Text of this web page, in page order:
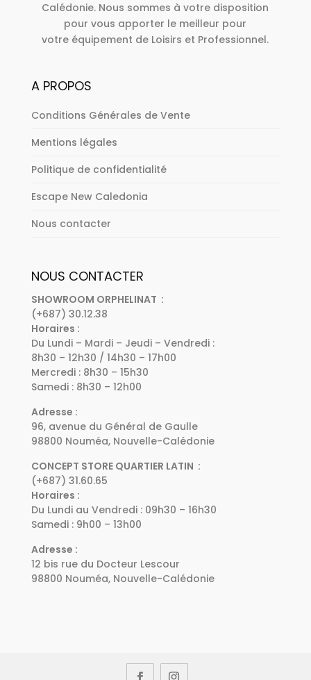
Calédonie. Nous sommes à votre disposition
pour vous apporter le meilleur pour
votre équipement de Loisirs et Professionnel.
A PROPOS
Conditions Générales de Vente
Mentions légales
Politique de confidentialité
Escape New Caledonia
Nous contacter
NOUS CONTACTER
SHOWROOM ORPHELINAT :
(+687) 30.12.38
Horaires :
Du Lundi – Mardi – Jeudi – Vendredi :
8h30 – 12h30 / 14h30 – 17h00
Mercredi : 8h30 – 15h30
Samedi : 8h30 – 12h00
Adresse :
96, avenue du Général de Gaulle
98800 Nouméa, Nouvelle-Calédonie
CONCEPT STORE QUARTIER LATIN :
(+687) 31.60.65
Horaires :
Du Lundi au Vendredi : 09h30 – 16h30
Samedi : 9h00 – 13h00
Adresse :
12 bis rue du Docteur Lescour
98800 Nouméa, Nouvelle-Calédonie